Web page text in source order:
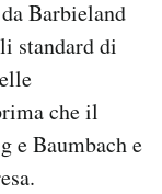
Barbieland
standard di
che il
e Baumbach e